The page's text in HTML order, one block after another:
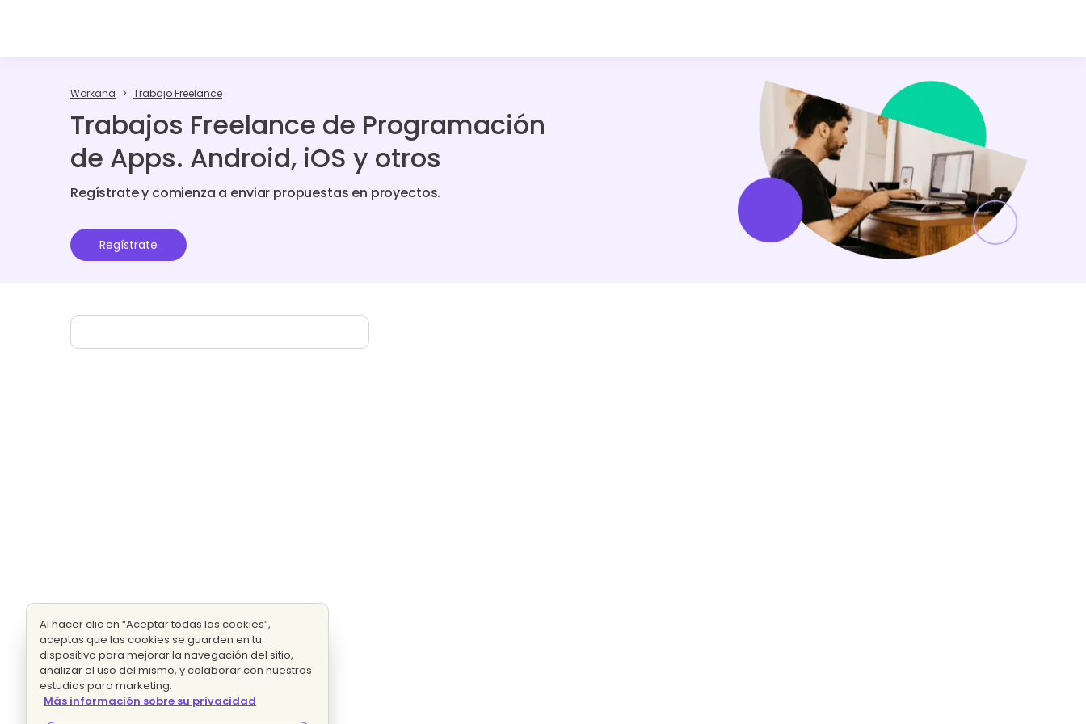
Workana Trabajo Freelance
Trabajos Freelance de Programación
de Apps. Android, iOS y otros
Regístrate y comienza a enviar propuestas en proyectos.
Regístrate
Al hacer clic en “Aceptar todas las cookies”,
aceptas que las cookies se guarden en tu
dispositivo para mejorar la navegación del sitio,
analizar el uso del mismo, y colaborar con nuestros
estudios para marketing.
Más información sobre su privacidad